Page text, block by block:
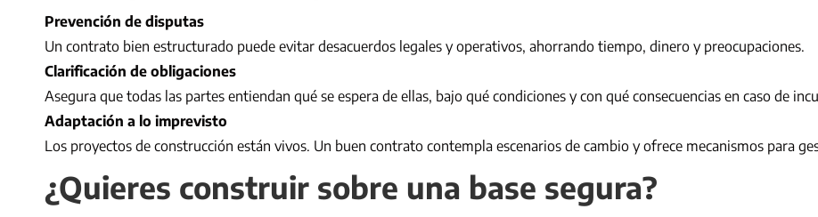
Prevención de disputas
Un contrato bien estructurado puede evitar desacuerdos legales y operativos, ahorrando tiempo, dinero y preocupaciones.
Clarificación de obligaciones
Asegura que todas las partes entiendan qué se espera de ellas, bajo qué condiciones y con qué consecuencias en caso de
Adaptación a lo imprevisto
Los proyectos de construcción están vivos. Un buen contrato contempla escenarios de cambio y ofrece mecanismos para
¿Quieres construir sobre una base segura?